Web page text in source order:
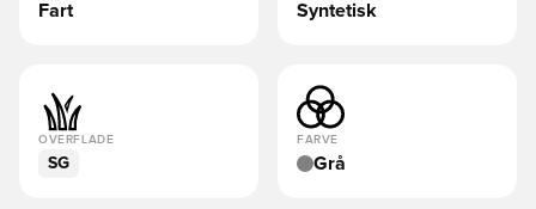
Fart Syntetisk
OVERFLADE
SG
FARVE
Grå